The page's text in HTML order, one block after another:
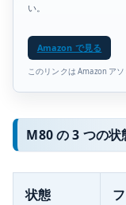
い。
Amazon で見る
このリンクは Amazon ア
M80 の 3 つの状
状態